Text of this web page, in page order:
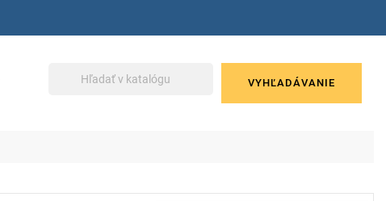
VYHĽADÁVANIE